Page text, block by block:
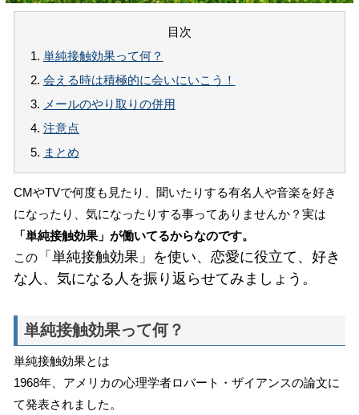
目次
1. 単純接触効果って何？
2. 会える時は積極的に会いにいこう！
3. メールのやり取りの併用
4. 注意点
5. まとめ
CMやTVで何度も見たり、聞いたりする有名人や音楽を好き
になったり、気になったりする事ってありませんか？実は
「単純接触効果」が働いてるからなのです。
この「単純接触効果」を使い、恋愛に役立て、好き
な人、気になる人を振り返らせてみましょう。
単純接触効果って何？
単純接触効果とは
1968年、アメリカの心理学者ロバート・ザイアンスの論文に
て発表されました。